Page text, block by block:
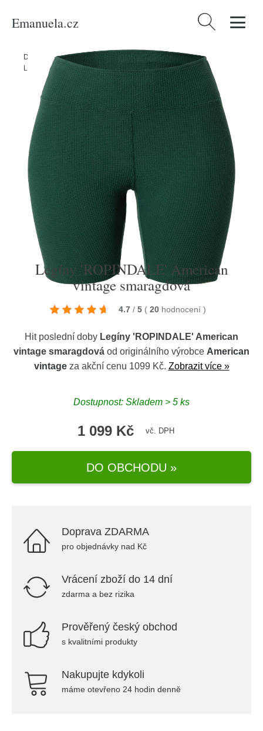
Emanuela.cz Vyhledávání
Domů Produkty/ / Oblečení Udržitelnost /Kalhoty & džíny
Legíny 'ROPINDALE' American vintage smaragdová
Legíny 'ROPINDALE' American
vintage smaragdová
4.7 / 5 ( 20 hodnocení )
Hit poslední doby Legíny 'ROPINDALE' American
vintage smaragdová od originálního výrobce American
vintageza akční cenu 1099 Kč. Zobrazit více »
Dostupnost: Skladem > 5 ks
1 099 Kč vč. DPH
DO OBCHODU »
Doprava ZDARMA
pro objednávky nad Kč
Vrácení zboží do 14 dní
zdarma a bez rizika
Prověřený český obchod
s kvalitními produkty
Nakupujte kdykoli
máme otevřeno 24 hodin denně